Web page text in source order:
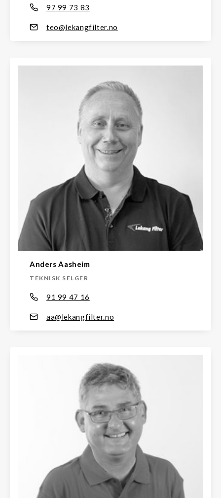
97 99 73 83
teo@lekangfilter.no
Anders Aasheim
TEKNISK SELGER
91 99 47 16
aa@lekangfilter.no